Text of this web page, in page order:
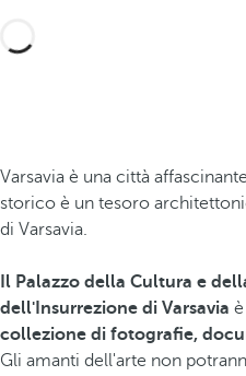
Varsavia è una città
storico è un tesoro
di Varsavia.
Il Palazzo della Cultura e
dell'Insurrezione di Varsavia
collezione di fotografie,
Gli amanti dell'arte non